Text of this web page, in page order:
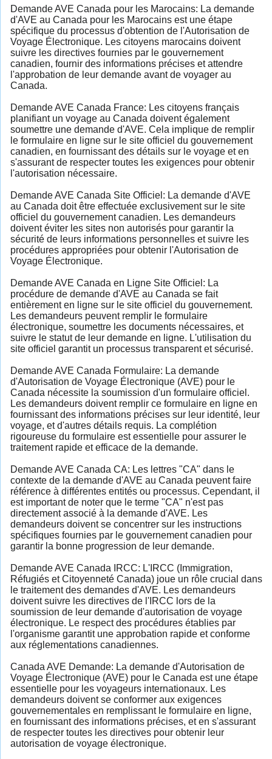
Demande AVE Canada pour les Marocains: La demande
d'AVE au Canada pour les Marocains est une étape
spécifique du processus d'obtention de l'Autorisation de
Voyage Électronique. Les citoyens marocains doivent
suivre les directives fournies par le gouvernement
canadien, fournir des informations précises et attendre
l'approbation de leur demande avant de voyager au
Canada.
Demande AVE Canada France: Les citoyens français
planifiant un voyage au Canada doivent également
soumettre une demande d'AVE. Cela implique de remplir
le formulaire en ligne sur le site officiel du gouvernement
canadien, en fournissant des détails sur le voyage et en
s'assurant de respecter toutes les exigences pour obtenir
l'autorisation nécessaire.
Demande AVE Canada Site Officiel: La demande d'AVE
au Canada doit être effectuée exclusivement sur le site
officiel du gouvernement canadien. Les demandeurs
doivent éviter les sites non autorisés pour garantir la
sécurité de leurs informations personnelles et suivre les
procédures appropriées pour obtenir l'Autorisation de
Voyage Électronique.
Demande AVE Canada en Ligne Site Officiel: La
procédure de demande d'AVE au Canada se fait
entièrement en ligne sur le site officiel du gouvernement.
Les demandeurs peuvent remplir le formulaire
électronique, soumettre les documents nécessaires, et
suivre le statut de leur demande en ligne. L'utilisation du
site officiel garantit un processus transparent et sécurisé.
Demande AVE Canada Formulaire: La demande
d'Autorisation de Voyage Électronique (AVE) pour le
Canada nécessite la soumission d'un formulaire officiel.
Les demandeurs doivent remplir ce formulaire en ligne en
fournissant des informations précises sur leur identité, leur
voyage, et d'autres détails requis. La complétion
rigoureuse du formulaire est essentielle pour assurer le
traitement rapide et efficace de la demande.
Demande AVE Canada CA: Les lettres "CA" dans le
contexte de la demande d'AVE au Canada peuvent faire
référence à différentes entités ou processus. Cependant, il
est important de noter que le terme "CA" n'est pas
directement associé à la demande d'AVE. Les
demandeurs doivent se concentrer sur les instructions
spécifiques fournies par le gouvernement canadien pour
garantir la bonne progression de leur demande.
Demande AVE Canada IRCC: L'IRCC (Immigration,
Réfugiés et Citoyenneté Canada) joue un rôle crucial dans
le traitement des demandes d'AVE. Les demandeurs
doivent suivre les directives de l'IRCC lors de la
soumission de leur demande d'autorisation de voyage
électronique. Le respect des procédures établies par
l'organisme garantit une approbation rapide et conforme
aux réglementations canadiennes.
Canada AVE Demande: La demande d'Autorisation de
Voyage Électronique (AVE) pour le Canada est une étape
essentielle pour les voyageurs internationaux. Les
demandeurs doivent se conformer aux exigences
gouvernementales en remplissant le formulaire en ligne,
en fournissant des informations précises, et en s'assurant
de respecter toutes les directives pour obtenir leur
autorisation de voyage électronique.